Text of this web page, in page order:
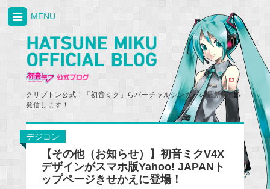
クリプトン公式！「初音ミク」らバーチャルシンガーの最新情報を
発信します！
MENU
デジコン
【その他（お知らせ）】初音ミクV4X
デザインがスマホ版Yahoo! JAPANト
ップページきせかえに登場！